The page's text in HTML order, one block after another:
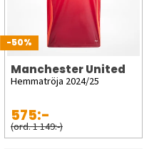
-50%
Manchester United
Hemmatröja 2024/25
575:-
(ord. 1 149:-)